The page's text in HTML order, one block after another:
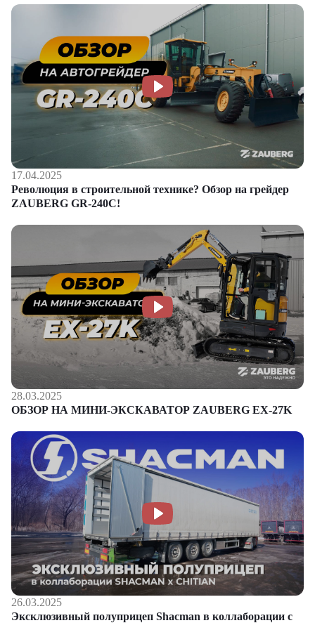
17.04.2025
Революция в строительной технике? Обзор на грейдер
ZAUBERG GR-240C!
28.03.2025
ОБЗОР НА МИНИ-ЭКСКАВАТОР ZAUBERG EX-27K
26.03.2025
Эксклюзивный полуприцеп Shacman в коллаборации с